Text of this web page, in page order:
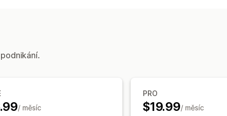
/ měsíc
PRO
$19.99/ měsíc